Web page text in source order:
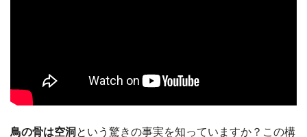
鳥の骨は空洞 という驚きの事実を知っていますか？この構